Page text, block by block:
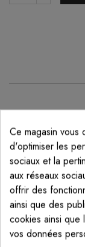
Bouchon en
tous vos
rambarde,
Adaptée pour
Ce magasin vous
d'optimiser les
sociaux et la
aux réseaux
offrir des
ainsi que des
cookies ainsi que
vos données